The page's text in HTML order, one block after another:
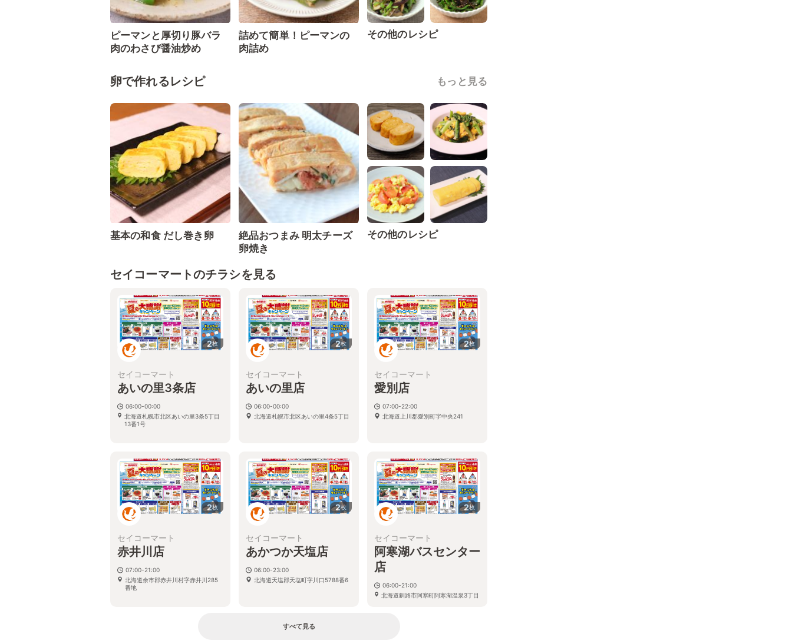
ピーマンと厚切り豚バラ
肉のわさび醤油炒め
詰めて簡単！ピーマンの
肉詰め
その他のレシピ
卵で作れるレシピ もっと見る
基本の和食 だし巻き卵
絶品おつまみ 明太チーズ
卵焼き
その他のレシピ
セイコーマートのチラシを見る
2枚
セイコーマート
あいの里3条店
06:00-00:00
北海道札幌市北区あいの里3条5丁目
13番1号
2枚
セイコーマート
あいの里店
06:00-00:00
北海道札幌市北区あいの里4条5丁目
2枚
セイコーマート
愛別店
07:00-22:00
北海道上川郡愛別町字中央241
2枚
セイコーマート
赤井川店
07:00-21:00
北海道余市郡赤井川村字赤井川285
番地
2枚
セイコーマート
あかつか天塩店
06:00-23:00
北海道天塩郡天塩町字川口5788番6
2枚
セイコーマート
阿寒湖バスセンター
店
06:00-21:00
北海道釧路市阿寒町阿寒湖温泉3丁目
すべて見る